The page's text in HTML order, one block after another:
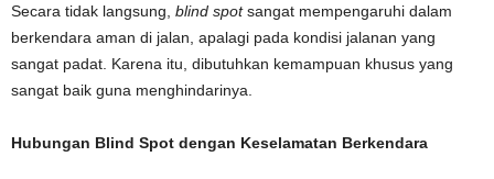
Secara tidak langsung, blind spotsangat mempengaruhi dalam
berkendara aman di jalan, apalagi pada kondisi jalanan yang
sangat padat. Karena itu, dibutuhkan kemampuan khusus yang
sangat baik guna menghindarinya.
Hubungan Blind Spot dengan Keselamatan Berkendara